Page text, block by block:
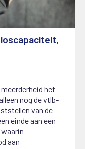
het
nog de vtlb-
van de
einde aan een
aan